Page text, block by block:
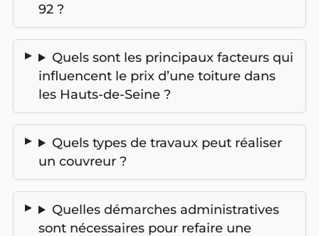
92 ?
Quels sont les principaux facteurs qui
influencent le prix d’une toiture dans
les Hauts-de-Seine ?
Quels types de travaux peut réaliser
un couvreur ?
Quelles démarches administratives
sont nécessaires pour refaire une